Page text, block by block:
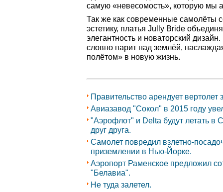
самую «невесомость», которую мы
Так же как современные самолёты
эстетику, платья Jully Bride
элегантность и новаторский
словно парит над землёй,
полётом» в новую жизнь.
Правительство арендует вертолет
Авиазавод "Сокол" в 2015 году
"Аэрофлот" и Delta будут летать
друг друга.
Самолет повредил взлетно-
приземлении в Нью-Йорке.
Аэропорт Раменское предложил
"Белавиа".
Не туда залетел.